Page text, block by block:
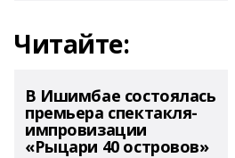
Читайте:
В Ишимбае состоялась
премьера спектакля-
импровизации
«Рыцари 40 островов»